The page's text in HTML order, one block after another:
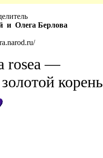
и Олега Берлова
rosea —